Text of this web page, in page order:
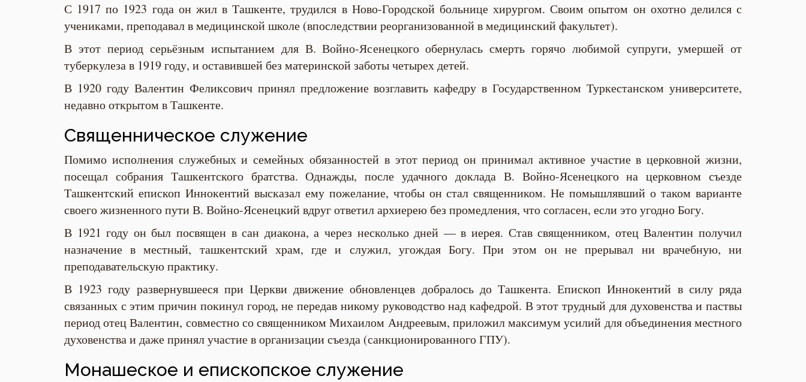
С 1917 по 1923 года он жил в Ташкенте, трудился в Ново-Городской больнице хирургом. Своим опытом он охотно делился с
учениками, преподавал в медицинской школе (впоследствии реорганизованной в медицинский факультет).
В этот период серьёзным испытанием для В. Войно-Ясенецкого обернулась смерть горячо любимой супруги, умершей от
туберкулеза в 1919 году, и оставившей без материнской заботы четырех детей.
В 1920 году Валентин Феликсович принял предложение возглавить кафедру в Государственном Туркестанском университете,
недавно открытом в Ташкенте.
Священническое служение
Помимо исполнения служебных и семейных обязанностей в этот период он принимал активное участие в церковной жизни,
посещал собрания Ташкентского братства. Однажды, после удачного доклада В. Войно-Ясенецкого на церковном съезде
Ташкентский епископ Иннокентий высказал ему пожелание, чтобы он стал священником. Не помышлявший о таком варианте
своего жизненного пути В. Войно-Ясенецкий вдруг ответил архиерею без промедления, что согласен, если это угодно Богу.
В 1921 году он был посвящен в сан диакона, а через несколько дней — в иерея. Став священником, отец Валентин получил
назначение в местный, ташкентский храм, где и служил, угождая Богу. При этом он не прерывал ни врачебную, ни
преподавательскую практику.
В 1923 году развернувшееся при Церкви движение обновленцев добралось до Ташкента. Епископ Иннокентий в силу ряда
связанных с этим причин покинул город, не передав никому руководство над кафедрой. В этот трудный для духовенства и паствы
период отец Валентин, совместно со священником Михаилом Андреевым, приложил максимум усилий для объединения местного
духовенства и даже принял участие в организации съезда (санкционированного ГПУ).
Монашеское и епископское служение